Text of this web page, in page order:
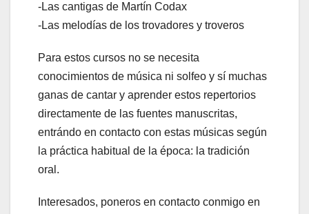
-Las cantigas de Martín Codax
-Las melodías de los trovadores y troveros
Para estos cursos no se necesita
conocimientos de música ni solfeo y sí muchas
ganas de cantar y aprender estos repertorios
directamente de las fuentes manuscritas,
entrándo en contacto con estas músicas según
la práctica habitual de la época: la tradición
oral.
Interesados, poneros en contacto conmigo en